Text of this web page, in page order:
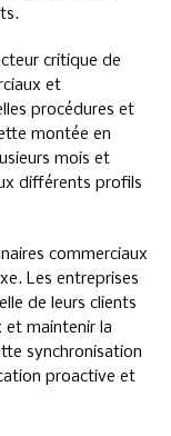
critique de
et
procédures et
montée en
mois et
différents profils
commerciaux
Les entreprises
de leurs clients
et maintenir la
synchronisation
proactive et